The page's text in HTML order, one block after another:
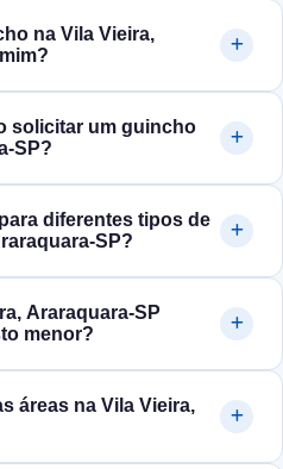
na Vila Vieira,
solicitar um guincho
diferentes tipos de
Araraquara‑SP
menor?
áreas na Vila Vieira,